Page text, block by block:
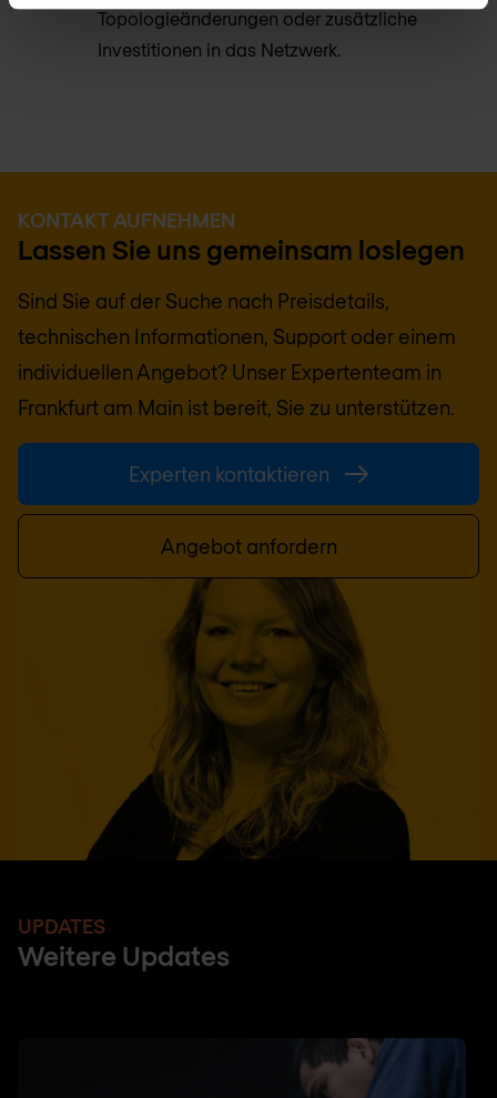
Topologieänderungen oder zusätzliche
Investitionen in das Netzwerk.
KONTAKT AUFNEHMEN
Lassen Sie uns gemeinsam loslegen
Sind Sie auf der Suche nach Preisdetails,
technischen Informationen, Support oder einem
individuellen Angebot? Unser Expertenteam in
Frankfurt am Main ist bereit, Sie zu unterstützen.
Experten kontaktieren
Angebot anfordern
UPDATES
Weitere Updates